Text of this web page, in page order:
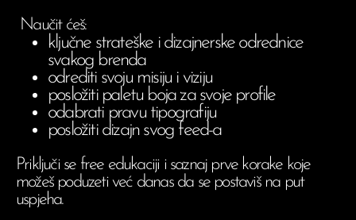
Naučit ćeš:
ključne strateške i dizajnerske odrednice
svakog brenda
odrediti svoju misiju i viziju
posložiti paletu boja za svoje profile
odabrati pravu tipografiju
posložiti dizajn svog feed-a
Priključi se free edukaciji i saznaj prve korake koje
možeš poduzeti već danas da se postaviš na put
uspjeha.